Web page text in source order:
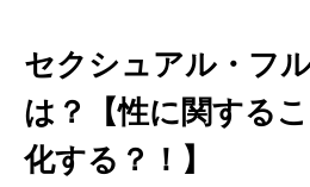
セクシュアル・フ
は？【性に関する
化する？！】